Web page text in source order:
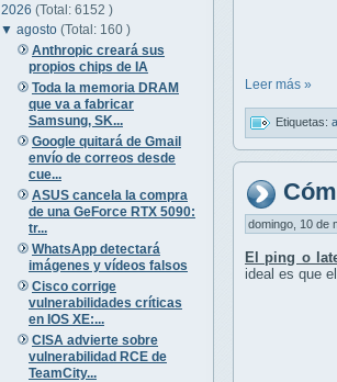
2026 (Total: 6152 )
▼agosto(Total: 160 )
Anthropic creará sus
propios chips de IA
Toda la memoria DRAM
que va a fabricar
Samsung, SK...
Google quitará de Gmail
envío de correos desde
cue...
ASUS cancela la compra
de una GeForce RTX 5090:
tr...
WhatsApp detectará
imágenes y vídeos falsos
Cisco corrige
vulnerabilidades críticas
en IOS XE:...
CISA advierte sobre
vulnerabilidad RCE de
TeamCity...
Leer más »
Etiquetas:
domingo, 10 de
El ping o
ideal es que